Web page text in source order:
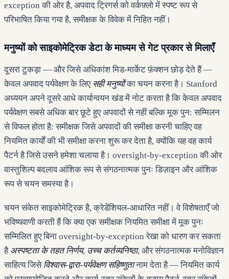
exception की ओर है, अपवाद ट्रिगर्स को वर्कफ़्लो में स्पष्ट रूप से
परिभाषित किया गया है, समीक्षक के विवेक में निहित नहीं।
मनुष्यों को साइकोमेट्रिक डेटा के माध्यम से गेट प्रकार से मिलाएँ
दूसरा टुकड़ा — और जिसे अधिकांश मिड-मार्केट फ़ंक्शन छोड़ देते हैं —
केवल अपवाद पर्यवेक्षण के लिए सही मनुष्योंका चयन करना है। Stanford
अध्ययन अपने दूसरे आधे कार्यान्वयन खंड में नोट करता है कि केवल अपवाद
पर्यवेक्षण सबसे अधिक बार छूटे हुए अपवादों से नहीं बल्कि मूक पुन: सम्मिलन
से विफल होता है: समीक्षक जिसे अपवादों की समीक्षा करनी चाहिए वह
नियमित कार्यों की भी समीक्षा करना शुरू कर देता है, क्योंकि यह वह कार्य
पैटर्न है जिसे उसने हमेशा चलाया है। oversight-by-exception की ओर
वास्तुशिल्प बदलाव आंशिक रूप से संगठनात्मक पुनः डिज़ाइन और आंशिक
रूप से चयन समस्या है।
चयन संकेत साइकोमेट्रिक है, क्रेडेंशियल-आधारित नहीं। वे विशेषताएँ जो
भविष्यवाणी करती हैं कि क्या एक समीक्षक नियमित समीक्षा में मूक पुनः
सम्मिलित हुए बिना oversight-by-exception रेखा को धारण कर सकता
है अस्पष्टता के तहत निर्णय, उच्च कर्तव्यनिष्ठा, और संगठनात्मक मनोविज्ञान
साहित्य जिसे विश्वास-द्वारा-पर्यवेक्षण सहिष्णुतानाम देता है — नियमित कार्य